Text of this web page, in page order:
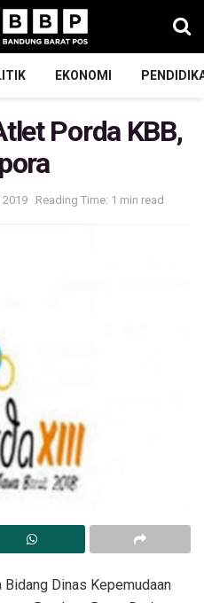
EKONOMI
Porda KBB,
2019 Reading Time: 1 min read
Bidang Dinas Kepemudaan